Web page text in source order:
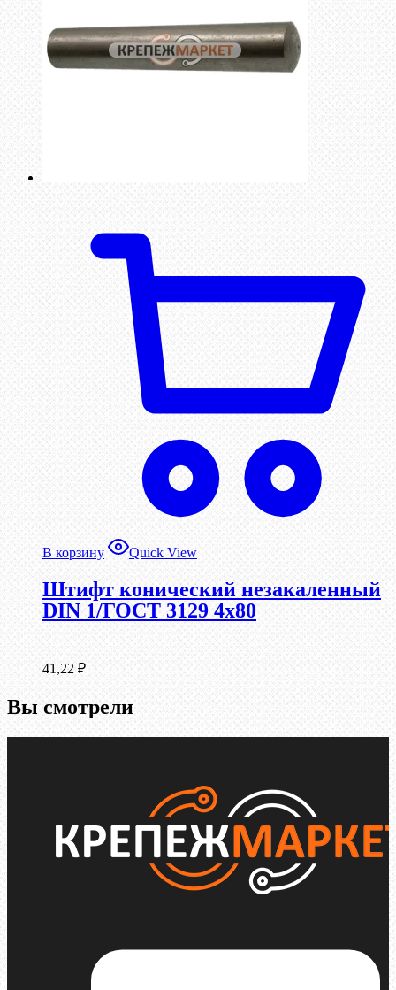
В корзину Quick View
Штифт конический незакаленный
DIN 1/ГОСТ 3129 4х80
41,22 ₽
Вы смотрели